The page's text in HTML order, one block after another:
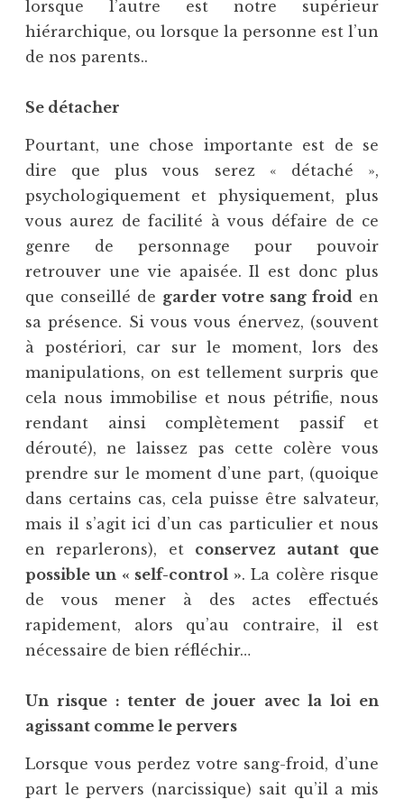
lorsque l’autre est notre supérieur
hiérarchique, ou lorsque la personne est l’un
de nos parents..
Se détacher
Pourtant, une chose importante est de se
dire que plus vous serez « détaché »,
psychologiquement et physiquement, plus
vous aurez de facilité à vous défaire de ce
genre de personnage pour pouvoir
retrouver une vie apaisée. Il est donc plus
que conseillé de garder votre sang froid en
sa présence. Si vous vous énervez, (souvent
à postériori, car sur le moment, lors des
manipulations, on est tellement surpris que
cela nous immobilise et nous pétrifie, nous
rendant ainsi complètement passif et
dérouté), ne laissez pas cette colère vous
prendre sur le moment d’une part, (quoique
dans certains cas, cela puisse être salvateur,
mais il s’agit ici d’un cas particulier et nous
en reparlerons), et conservez autant que
possible un « self-control ». La colère risque
de vous mener à des actes effectués
rapidement, alors qu’au contraire, il est
nécessaire de bien réfléchir…
Un risque : tenter de jouer avec la loi en
agissant comme le pervers
Lorsque vous perdez votre sang-froid, d’une
part le pervers (narcissique) sait qu’il a mis